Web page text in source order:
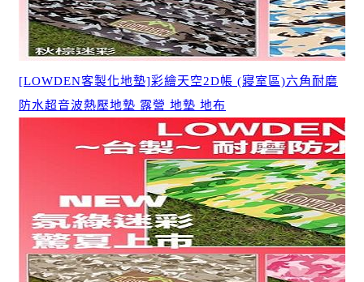
[LOWDEN客製化地墊]彩繪天空2D帳 (寢室區)六角耐磨
防水超音波熱壓地墊 露營 地墊 地布